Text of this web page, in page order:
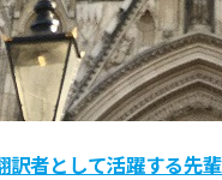
訳者として活躍する